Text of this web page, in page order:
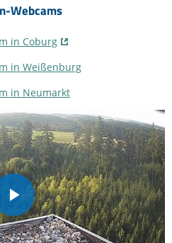
Webcams
in Coburg
in Weißenburg
in Neumarkt
Play